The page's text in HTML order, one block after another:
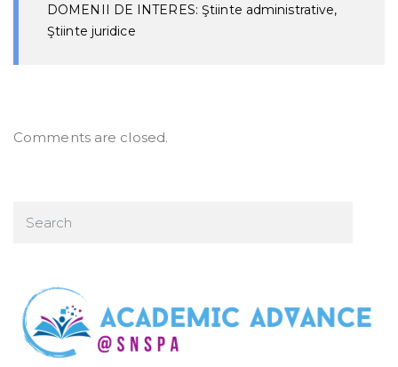
DOMENII DE INTERES: Ştiinte administrative,
Ştiinte juridice
Comments are closed.